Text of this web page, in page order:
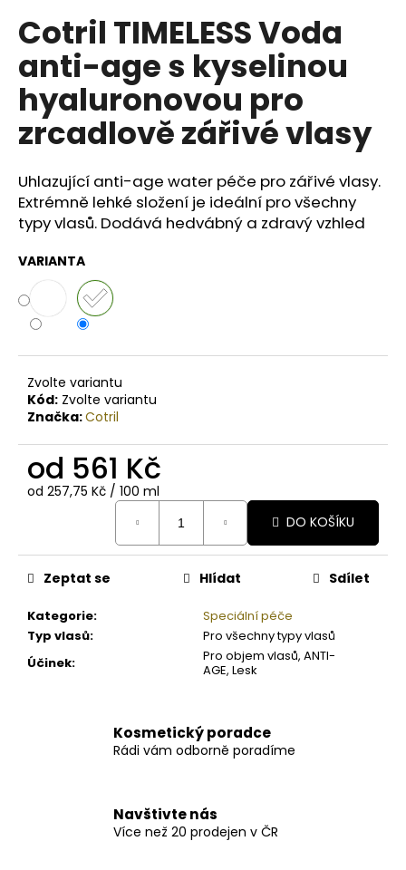
Cotril TIMELESS Voda
anti-age s kyselinou
hyaluronovou pro
zrcadlově zářivé vlasy
Uhlazující anti-age water péče pro zářivé vlasy.
Extrémně lehké složení je ideální pro všechny
typy vlasů. Dodává hedvábný a zdravý vzhled
VARIANTA
Zvolte variantu
Kód: Zvolte variantu
Značka:Cotril
od 561 Kč
Měrná
od 257,75 Kč / 100 ml
DO KOŠÍKU
Kategorie:
Speciální péče
Typ vlasů:
Pro všechny typy vlasů
Účinek:
Pro objem vlasů, ANTI-
AGE, Lesk
Zeptat se Hlídat Sdílet
Kosmetický poradce
Rádi vám odborně poradíme
Navštivte nás
Více než 20 prodejen v ČR
u
j
e
m
e
LC
AMPULE
PROTI
PADÁNÍ
VLASŮ,
ÚČINNOST
142
Kč